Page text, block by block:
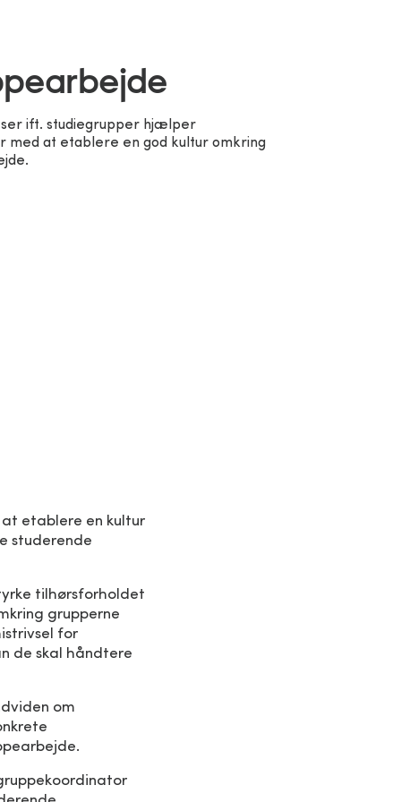
ift. studiegrupper hjælper
med at etablere en god kultur omkring
etablere en kultur
studerende
tilhørsforholdet
grupperne
for
de skal håndtere
om